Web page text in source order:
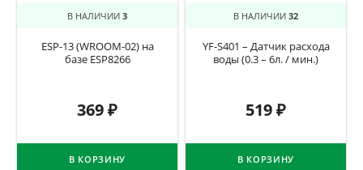
В НАЛИЧИИ 3
ESP-13 (WROOM-02) на
базе ESP8266
369₽
В КОРЗИНУ
В НАЛИЧИИ 32
YF-S401 – Датчик расхода
воды (0.3 – 6л. / мин.)
519₽
В КОРЗИНУ